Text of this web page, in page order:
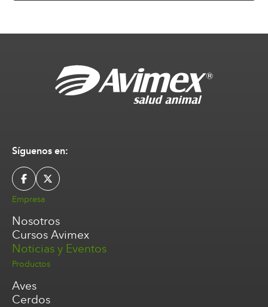
Síguenos en:
Empresa
Nosotros
Cursos Avimex
Noticias y Eventos
Productos
Aves
Cerdos